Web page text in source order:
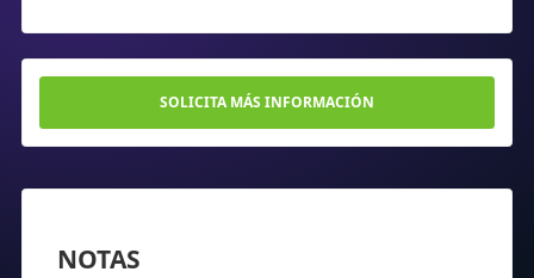
SOLICITA MÁS INFORMACIÓN
NOTAS